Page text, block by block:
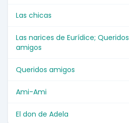
Las chicas
Las narices de Eurídice; Queridos
amigos
Queridos amigos
Ami-Ami
El don de Adela